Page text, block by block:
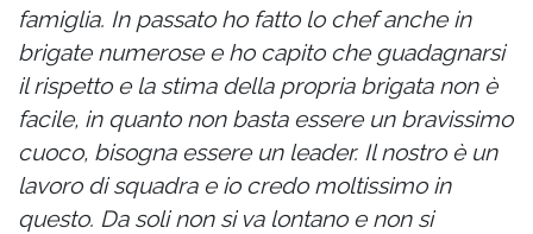
famiglia. In passato ho fatto lo chef anche in
brigate numerose e ho capito che guadagnarsi
il rispetto e la stima della propria brigata non è
facile, in quanto non basta essere un bravissimo
cuoco, bisogna essere un leader. Il nostro è un
lavoro di squadra e io credo moltissimo in
questo. Da soli non si va lontano e non si